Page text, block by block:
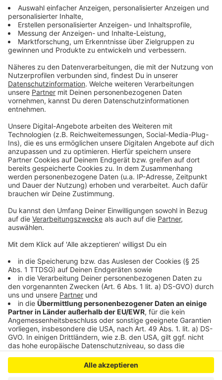
Anzeige
Weitere Meldungen aus Leverkusen
Anzeige
Rattenbefall in Leverkusener Kita: Keine Schließung
nötig
Vandalismus an Leverkusener Stellwerk legt
Bahnverkehr lahm
Nach Schmierereien: Stromkästen in Leverkusen
übermalt
Anzeige